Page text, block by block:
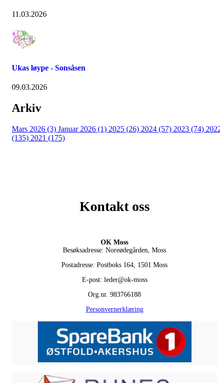
11.03.2026
Ukas løype - Sonsåsen
09.03.2026
Arkiv
Mars 2026 (3) Januar 2026 (1) 2025 (26) 2024 (57) 2023 (74)
(135) 2021 (175)
Kontakt oss
OK Moss
Besøksadresse: Noreødegården, Moss
Postadresse: Postboks 164, 1501 Moss
E-post: leder@ok-moss
Org.nr. 983766188
Personvernerklæring